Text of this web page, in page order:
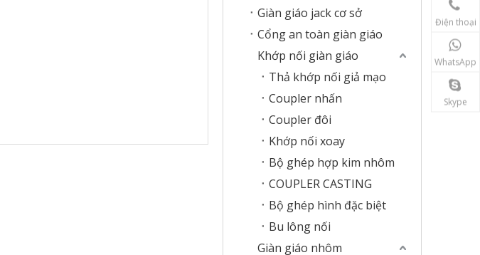
Điện thoại
WhatsApp
Skype
Giàn giáo jack cơ sở
Cổng an toàn giàn giáo
Khớp nối giàn giáo
Thả khớp nối giả mạo
Coupler nhấn
Coupler đôi
Khớp nối xoay
Bộ ghép hợp kim nhôm
COUPLER CASTING
Bộ ghép hình đặc biệt
Bu lông nối
Giàn giáo nhôm